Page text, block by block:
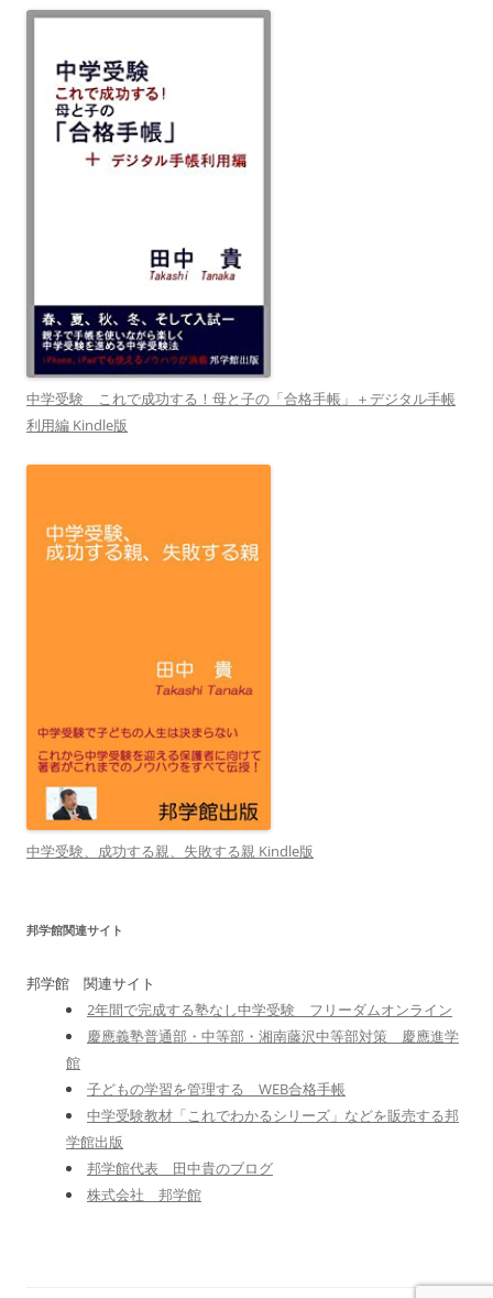
中学受験 これで成功する！母と子の「合格手帳」＋デジタル手帳
利用編 Kindle版
中学受験、成功する親、失敗する親 Kindle版
邦学館関連サイト
邦学館 関連サイト
2年間で完成する塾なし中学受験 フリーダムオンライン
慶應義塾普通部・中等部・湘南藤沢中等部対策 慶應進学
館
子どもの学習を管理する WEB合格手帳
中学受験教材「これでわかるシリーズ」などを販売する邦
学館出版
邦学館代表 田中貴のブログ
株式会社 邦学館